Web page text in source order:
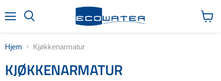
Hjem Kjøkkenarmatur
KJØKKENARMATUR